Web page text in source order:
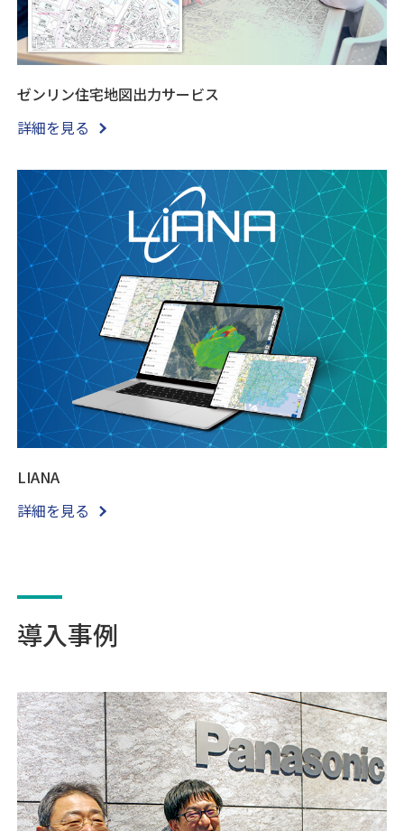
ゼンリン住宅地図出力サービス
詳細を見る
LIANA
詳細を見る
導入事例